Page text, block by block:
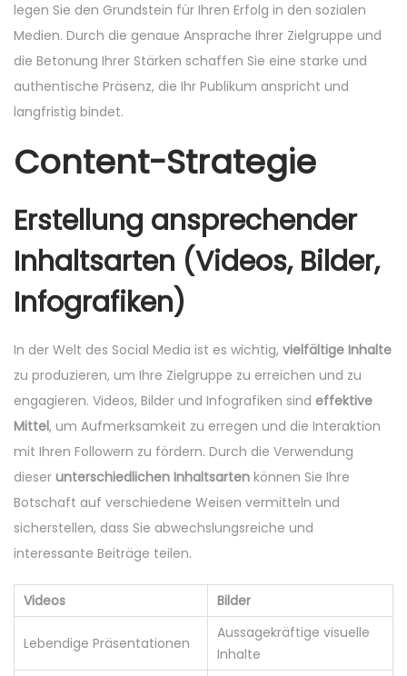
legen Sie den Grundstein für Ihren Erfolg in den sozialen
Medien. Durch die genaue Ansprache Ihrer Zielgruppe und
die Betonung Ihrer Stärken schaffen Sie eine starke und
authentische Präsenz, die Ihr Publikum anspricht und
langfristig bindet.
Content-Strategie
Erstellung ansprechender
Inhaltsarten (Videos, Bilder,
Infografiken)
In der Welt des Social Media ist es wichtig, vielfältige Inhalte
zu produzieren, um Ihre Zielgruppe zu erreichen und zu
engagieren. Videos, Bilder und Infografiken sind effektive
Mittel, um Aufmerksamkeit zu erregen und die Interaktion
mit Ihren Followern zu fördern. Durch die Verwendung
dieser unterschiedlichen Inhaltsarten können Sie Ihre
Botschaft auf verschiedene Weisen vermitteln und
sicherstellen, dass Sie abwechslungsreiche und
interessante Beiträge teilen.
Videos Bilder
Lebendige Präsentationen
Aussagekräftige visuelle
Inhalte